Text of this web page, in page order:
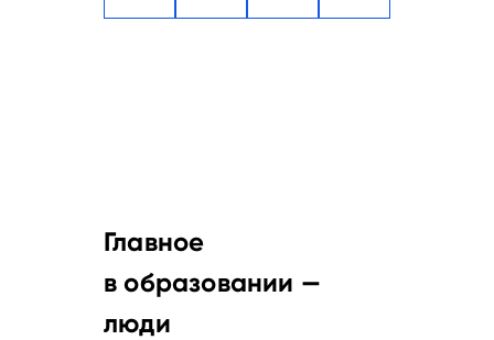
Главное
в образовании —
люди